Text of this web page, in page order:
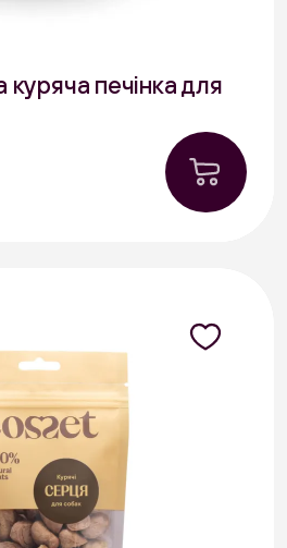
куряча печінка для
В наявності